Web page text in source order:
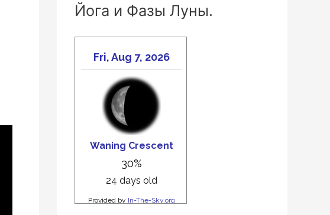
Йога и Фазы Луны.